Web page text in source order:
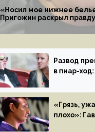
«Носил мое нижнее
Пригожин раскрыл
с мужем своей экс-жены
Развод
в пиар-
«Грязь,
плохо»: